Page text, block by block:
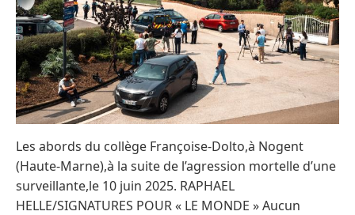
Les abords du collège Françoise-Dolto,à Nogent
(Haute-Marne),à la suite de l’agression mortelle d’une
surveillante,le 10 juin 2025. RAPHAEL
HELLE/SIGNATURES POUR « LE MONDE » Aucun